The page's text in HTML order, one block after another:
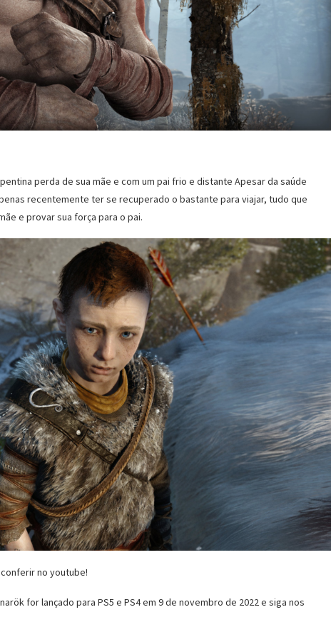
perda de sua mãe e com um pai frio e distante Apesar da saúde
recentemente ter se recuperado o bastante para viajar, tudo que
e provar sua força para o pai.
no youtube!
for lançado para PS5 e PS4 em 9 de novembro de 2022 e siga nos